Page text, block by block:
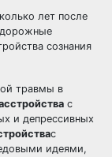
лет после
сознания
травмы в
с
и депрессивных
с
идеями,